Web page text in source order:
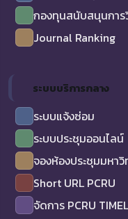
กองทุนสนับสนุนการ
Journal Ranking
ระบบบริการกลาง
ระบบแจ้งซ่อม
ระบบประชุมออนไลน์
จองห้องประชุมมหา
Short URL PCRU
จัดการ PCRU